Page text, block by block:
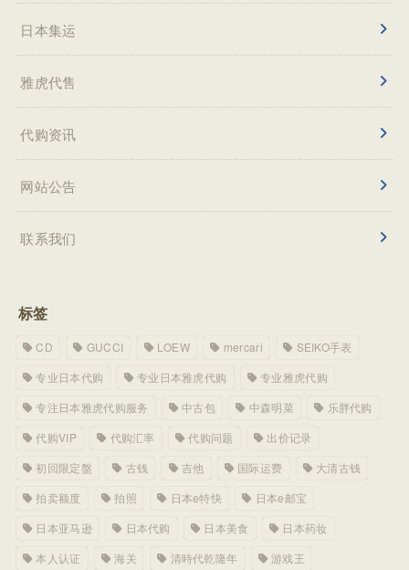
日本集运
雅虎代售
代购资讯
网站公告
联系我们
标签
CD GUCCI LOEW mercari
SEIKO手表
专业日本代购
专业日本雅虎代购
专业雅虎代购
专注日本雅虎代购服务
中古包 中森明菜
乐胖代购
代购VIP
代购汇率 代购问题
出价记录
初回限定盤
古钱 吉他 国际运费
大清古钱
拍卖额度
拍照 日本e特快
日本e邮宝
日本亚马逊
日本代购 日本美食
日本药妆
本人认证
海关 清時代乾隆年 游戏王